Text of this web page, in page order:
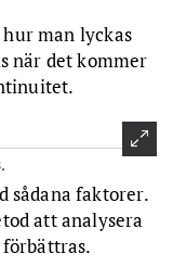
man lyckas
när det kommer
sådana faktorer.
att analysera
förbättras.